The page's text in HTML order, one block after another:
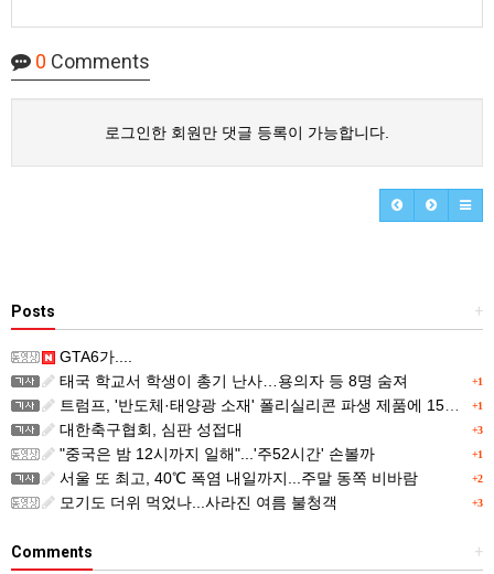
0 Comments
로그인한 회원만 댓글 등록이 가능합니다.
+
Posts
GTA6가....
+1
태국 학교서 학생이 총기 난사…용의자 등 8명 숨져
+1
트럼프, '반도체·태양광 소재' 폴리실리콘 파생 제품에 15% 관세...한국 기업도 영향
+3
대한축구협회, 심판 성접대
+1
"중국은 밤 12시까지 일해"...'주52시간' 손볼까
+2
서울 또 최고, 40℃ 폭염 내일까지...주말 동쪽 비바람
+3
모기도 더위 먹었나...사라진 여름 불청객
+
Comments